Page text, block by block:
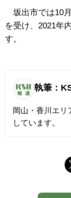
坂出市では10
を受け、2021年
す。
執筆：
岡山・香川エリ
しています。